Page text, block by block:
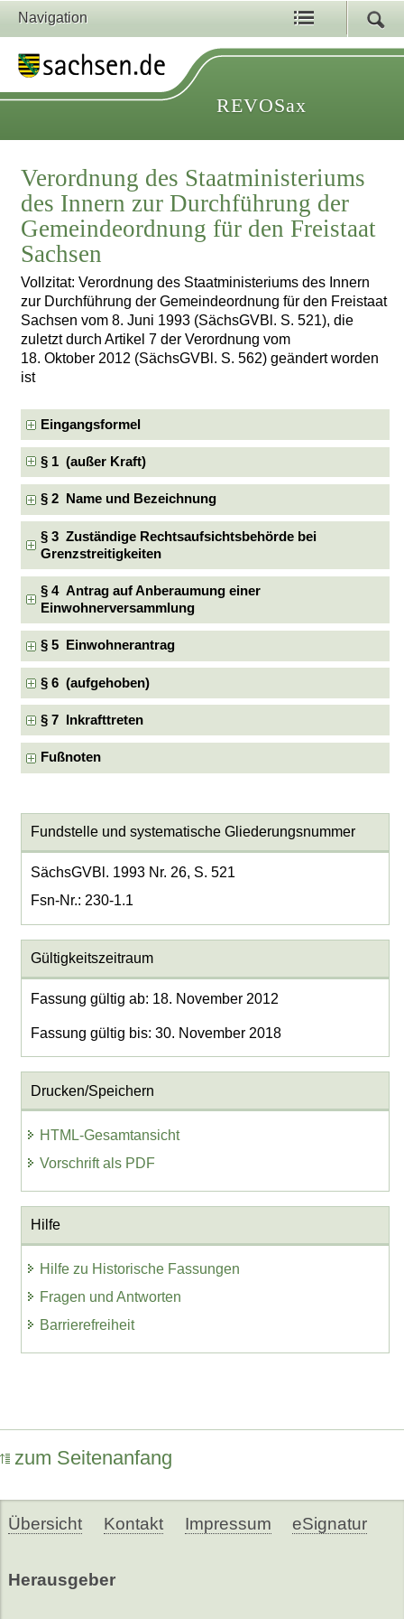
Navigation
REVOSax
Verordnung des Staatministeriums
des Innern zur Durchführung der
Gemeindeordnung für den Freistaat
Sachsen
Vollzitat: Verordnung des Staatministeriums des Innern
zur Durchführung der Gemeindeordnung für den Freistaat
Sachsen vom 8. Juni 1993 (SächsGVBl. S. 521), die
zuletzt durch Artikel 7 der Verordnung vom
18. Oktober 2012 (SächsGVBl. S. 562) geändert worden
ist
Eingangsformel
§ 1 (außer Kraft)
§ 2 Name und Bezeichnung
§ 3 Zuständige Rechtsaufsichtsbehörde bei
Grenzstreitigkeiten
§ 4 Antrag auf Anberaumung einer
Einwohnerversammlung
§ 5 Einwohnerantrag
§ 6 (aufgehoben)
§ 7 Inkrafttreten
Fußnoten
Fundstelle und systematische Gliederungsnummer
SächsGVBl. 1993 Nr. 26, S. 521
Fsn-Nr.: 230-1.1
Gültigkeitszeitraum
Fassung gültig ab: 18. November 2012
Fassung gültig bis: 30. November 2018
Drucken/Speichern
HTML-Gesamtansicht
Vorschrift als PDF
Hilfe
Hilfe zu Historische Fassungen
Fragen und Antworten
Barrierefreiheit
zum Seitenanfang
Übersicht Kontakt Impressum eSignatur
Herausgeber